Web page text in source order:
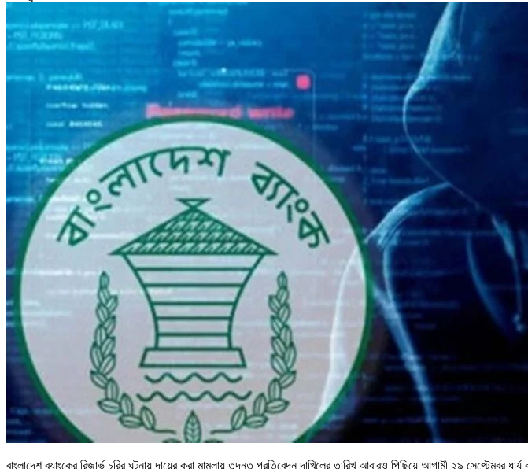
বাংলাদেশ ব্যাংকের রিজার্ভ চুরির ঘটনায় দায়ের করা মামলায় তদন্ত প্রতিবেদন দাখিলের তারিখ আবারও পিছিয়ে আগামী ২৯ সেপ্টেম্বর